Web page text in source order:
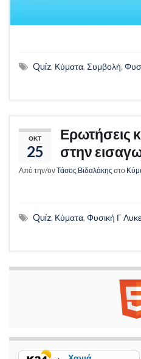
Quiz, Κύματα, Συμβολή,
ΟΚΤ
25
Ερωτήσεις
στην
Από την/ονΤάσος Βιδαλάκης στο
Quiz, Κύματα, Φυσική Γ